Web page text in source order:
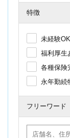
特徴
未経験OK
福利厚生
各種保険
永年勤続
フリーワード